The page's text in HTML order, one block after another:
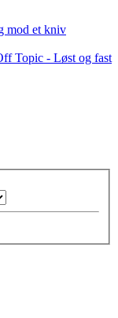
mod et kniv
Topic - Løst og fast